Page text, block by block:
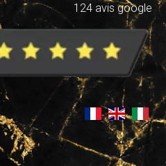
124 avis google